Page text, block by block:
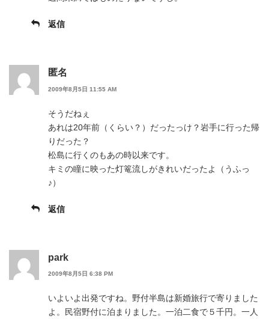
返信
匿名
2009年8月5日 11:55 AM
そうだねぇ
あれは20年前（くらい？）だったっけ？岩手に行った帰
りだった？
松島に行くのもあの時以来です。
キミの瞳に映った灯篭流しがきれいだったよ（うふっ
♪）
返信
park
2009年8月5日 6:38 PM
いよいよ出発ですね。野付半島は新婚旅行で寄りました
よ。民宿野付に泊まりました。一泊二食で５千円。一人